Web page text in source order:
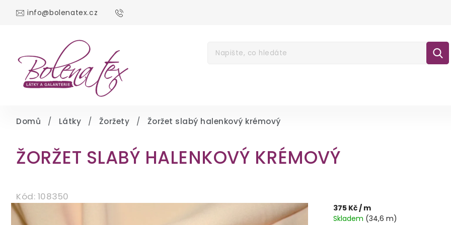
info@bolenatex.cz
Domů / Látky / Žoržety / Žoržet slabý halenkový krémový
ŽORŽET SLABÝ HALENKOVÝ KRÉMOVÝ
Kód: 108350
375 Kč/ m
Skladem (34,6 m)